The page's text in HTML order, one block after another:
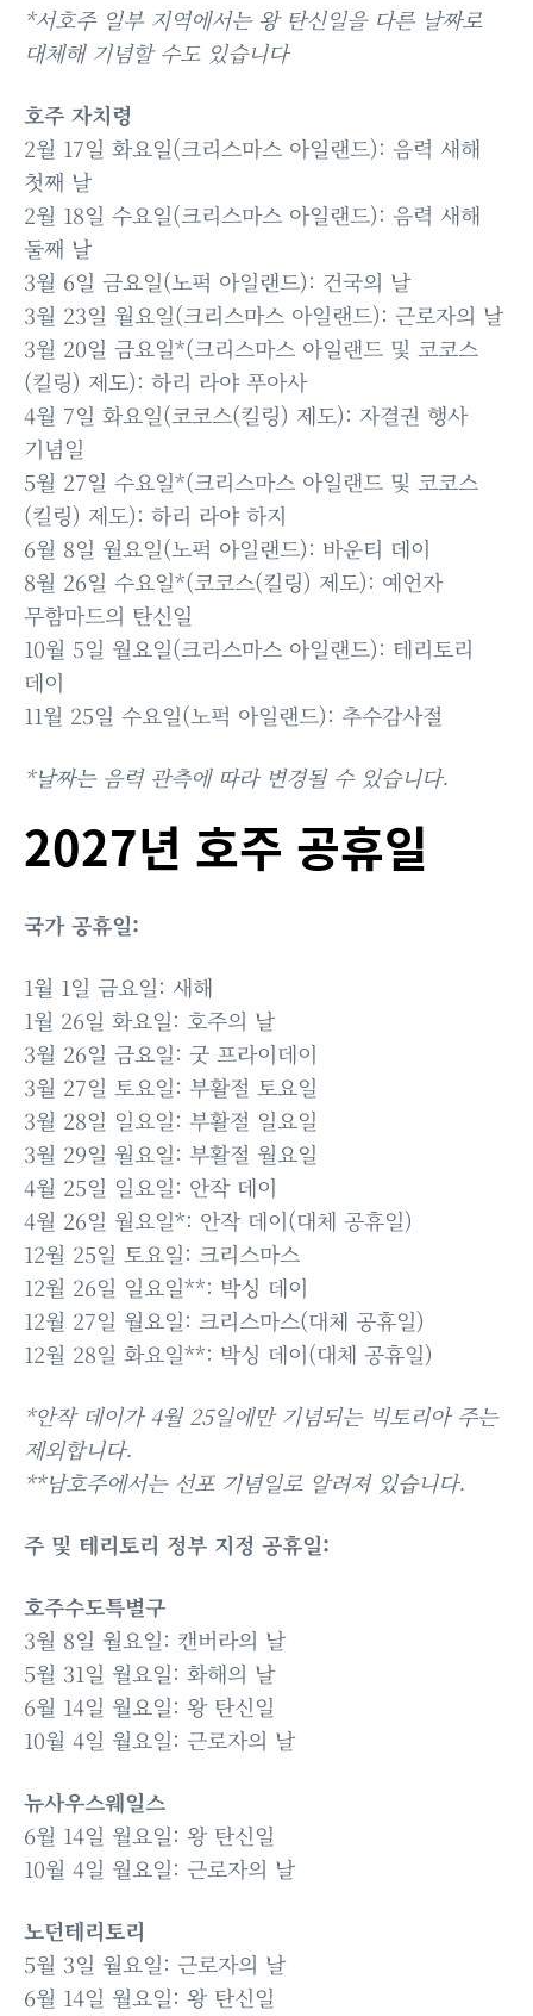
*서호주 일부 지역에서는 왕 탄신일을 다른 날짜로
대체해 기념할 수도 있습니다
호주 자치령
2월 17일 화요일(크리스마스 아일랜드): 음력 새해
첫째 날
2월 18일 수요일(크리스마스 아일랜드): 음력 새해
둘째 날
3월 6일 금요일(노퍽 아일랜드): 건국의 날
3월 23일 월요일(크리스마스 아일랜드): 근로자의 날
3월 20일 금요일*(크리스마스 아일랜드 및 코코스
(킬링) 제도): 하리 라야 푸아사
4월 7일 화요일(코코스(킬링) 제도): 자결권 행사
기념일
5월 27일 수요일*(크리스마스 아일랜드 및 코코스
(킬링) 제도): 하리 라야 하지
6월 8일 월요일(노퍽 아일랜드): 바운티 데이
8월 26일 수요일*(코코스(킬링) 제도): 예언자
무함마드의 탄신일
10월 5일 월요일(크리스마스 아일랜드): 테리토리
데이
11월 25일 수요일(노퍽 아일랜드): 추수감사절
*날짜는 음력 관측에 따라 변경될 수 있습니다.
2027년 호주 공휴일
국가 공휴일:
1월 1일 금요일: 새해
1월 26일 화요일: 호주의 날
3월 26일 금요일: 굿 프라이데이
3월 27일 토요일: 부활절 토요일
3월 28일 일요일: 부활절 일요일
3월 29일 월요일: 부활절 월요일
4월 25일 일요일: 안작 데이
4월 26일 월요일*: 안작 데이(대체 공휴일)
12월 25일 토요일: 크리스마스
12월 26일 일요일**: 박싱 데이
12월 27일 월요일: 크리스마스(대체 공휴일)
12월 28일 화요일**: 박싱 데이(대체 공휴일)
*안작 데이가 4월 25일에만 기념되는 빅토리아 주는
제외합니다.
**남호주에서는 선포 기념일로 알려져 있습니다.
주 및 테리토리 정부 지정 공휴일:
호주수도특별구
3월 8일 월요일: 캔버라의 날
5월 31일 월요일: 화해의 날
6월 14일 월요일: 왕 탄신일
10월 4일 월요일: 근로자의 날
뉴사우스웨일스
6월 14일 월요일: 왕 탄신일
10월 4일 월요일: 근로자의 날
노던테리토리
5월 3일 월요일: 근로자의 날
6월 14일 월요일: 왕 탄신일